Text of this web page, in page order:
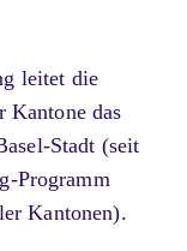
leitet die
Kantone das
Stadt (seit
Programm
Kantonen).